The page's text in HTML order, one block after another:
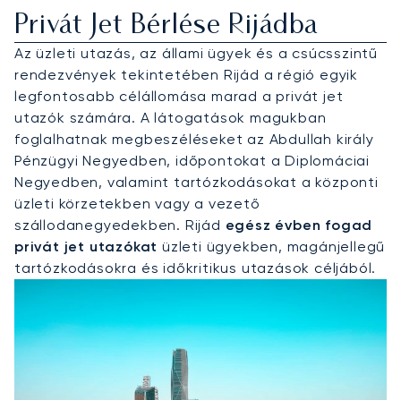
Privát Jet Bérlése Rijádba
Az üzleti utazás, az állami ügyek és a csúcsszintű
rendezvények tekintetében Rijád a régió egyik
legfontosabb célállomása marad a privát jet
utazók számára. A látogatások magukban
foglalhatnak megbeszéléseket az Abdullah király
Pénzügyi Negyedben, időpontokat a Diplomáciai
Negyedben, valamint tartózkodásokat a központi
üzleti körzetekben vagy a vezető
szállodanegyedekben. Rijád egész évben fogad
privát jet utazókat üzleti ügyekben, magánjellegű
tartózkodásokra és időkritikus utazások céljából.